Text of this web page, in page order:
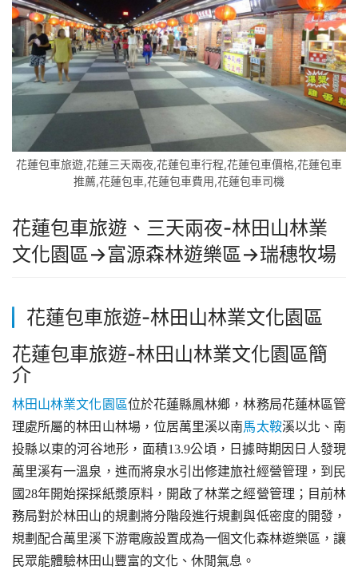
花蓮包車旅遊,花蓮三天兩夜,花蓮包車行程,花蓮包車價格,花蓮包車
推薦,花蓮包車,花蓮包車費用,花蓮包車司機
花蓮包車旅遊、三天兩夜-林田山林業
文化園區→富源森林遊樂區→瑞穗牧場
花蓮包車旅遊-林田山林業文化園區
花蓮包車旅遊-林田山林業文化園區簡
介
林田山林業文化園區位於花蓮縣鳳林鄉，林務局花蓮林區管
理處所屬的林田山林場，位居萬里溪以南馬太鞍溪以北、南
投縣以東的河谷地形，面積13.9公頃，日據時期因日人發現
萬里溪有一溫泉，進而將泉水引出修建旅社經營管理，到民
國28年開始探採紙漿原料，開啟了林業之經營管理；目前林
務局對於林田山的規劃將分階段進行規劃與低密度的開發，
規劃配合萬里溪下游電廠設置成為一個文化森林遊樂區，讓
民眾能體驗林田山豐富的文化、休閒氣息。